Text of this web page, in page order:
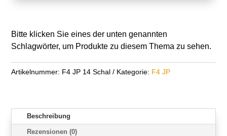
Bitte klicken Sie eines der unten genannten
Schlagwörter, um Produkte zu diesem Thema zu sehen.
Artikelnummer: F4 JP 14 Schal Kategorie: F4 JP
Beschreibung
Rezensionen (0)